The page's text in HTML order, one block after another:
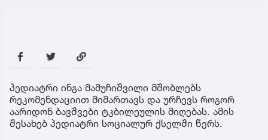
პედიატრი ინგა მამუჩიშვილი მშობლებს
რეკომენდაციით მიმართავს და ურჩევს როგორ
აარიდონ ბავშვები ტკბილეულის მიღებას. ამის
შესახებ პედიატრი სოციალურ ქსელში წერს.